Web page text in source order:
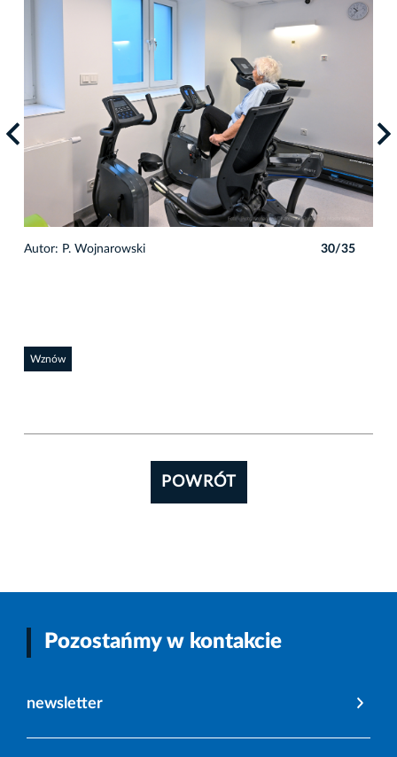
Autor: P. Wojnarowski 30/35
Wznów
POWRÓT
Pozostańmy w kontakcie
newsletter